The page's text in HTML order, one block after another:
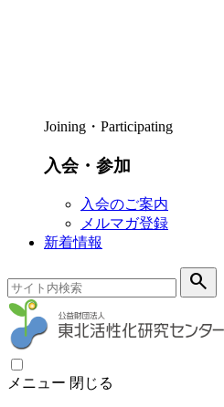
Joining・Participating
入会・参加
入会のご案内
メルマガ登録
新着情報
search
メニュー 閉じる